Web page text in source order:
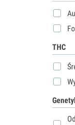
THC